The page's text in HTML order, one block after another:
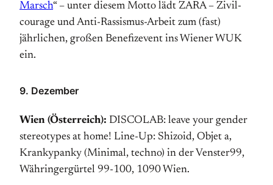
Marsch“ – unter diesem Motto lädt ZARA – Zivil­
courage und Anti-Rassismus-Arbeit zum (fast)
jährlichen, großen Benefizevent ins Wiener WUK
ein.
9. Dezember
Wien (Österreich): DISCOLAB: leave your gender
stereotypes at home! Line-Up: Shizoid, Objet a,
Krankypanky (Minimal, techno) in der Venster99,
Währingergürtel 99-100, 1090 Wien.